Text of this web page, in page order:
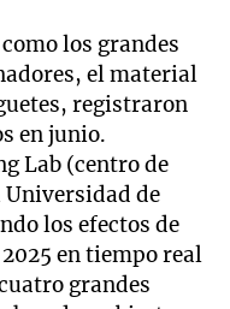
los grandes
el material
registraron
en junio.
Lab (centro de
Universidad de
los efectos de
en tiempo real
grandes